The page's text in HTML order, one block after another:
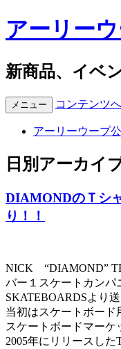
アーリー
新商品、イベ
メニュー コンテンツ
アーリーウープ
日別アーカイ
DIAMONDのＴシ
り！！
NICK “DIAMOND”
バー１スケートカンパ
SKATEBOARDSより
当初はスケートボード
スケートボードマー
2005年にリリースし